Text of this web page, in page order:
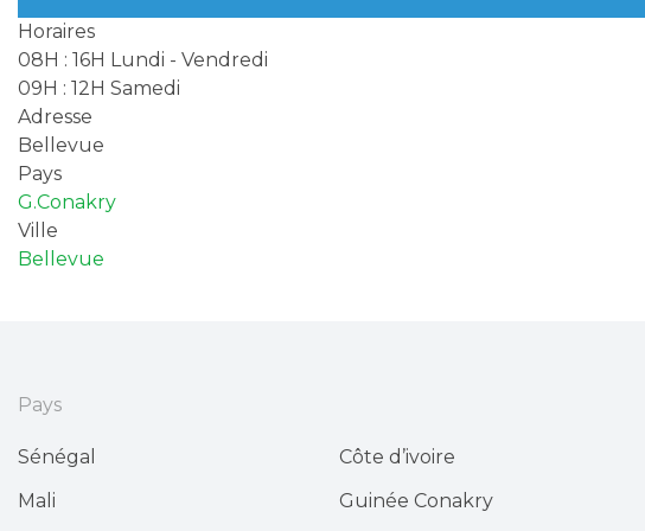
Horaires
08H : 16H Lundi - Vendredi
09H : 12H Samedi
Adresse
Bellevue
Pays
G.Conakry
Ville
Bellevue
Pays
Sénégal
Côte d’ivoire
Mali
Guinée Conakry